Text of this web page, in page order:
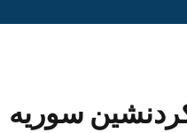
سوریه